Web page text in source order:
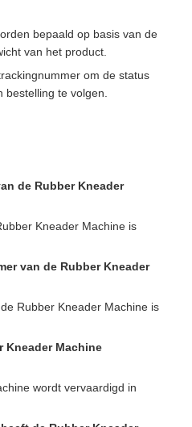
bepaald op basis van de
van het product.
om de status
te volgen.
de Rubber Kneader
Kneader Machine is
van de Rubber Kneader
Rubber Kneader Machine is
Kneader Machine
wordt vervaardigd in